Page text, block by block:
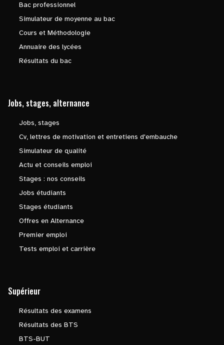
Bac professionnel
Simulateur de moyenne au bac
Cours et Méthodologie
Annuaire des lycées
Résultats du bac
Jobs, stages, alternance
Jobs, stages
Cv, lettres de motivation et entretiens d'embauche
Simulateur de qualité
Actu et conseils emploi
Stages : nos conseils
Jobs étudiants
Stages étudiants
Offres en Alternance
Premier emploi
Tests emploi et carrière
Supérieur
Résultats des examens
Résultats des BTS
BTS-BUT